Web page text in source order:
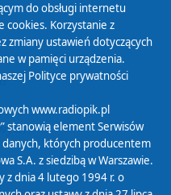
do obsługi internetu
cookies. Korzystanie z
zmiany ustawień dotyczących
w pamięci urządzenia.
Polityce prywatności
www.radiopik.pl
stanowią element Serwisów
danych, których producentem
S.A. z siedzibą w Warszawie.
z dnia 4 lutego 1994 r. o